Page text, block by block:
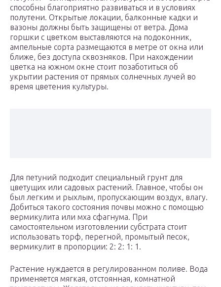
способны благоприятно развиваться и в условиях
полутени. Открытые локации, балконные кадки и
вазоны должны быть защищены от ветра. Дома
горшки с цветком выставляются на подоконник,
ампельные сорта размещаются в метре от окна или
ближе, без доступа сквозняков. При нахождении
цветка на южном окне стоит позаботиться об
укрытии растения от прямых солнечных лучей во
время цветения культуры.
Для петуний подходит специальный грунт для
цветущих или садовых растений. Главное, чтобы он
был легким и рыхлым, пропускающим воздух, влагу.
Добиться такого состояния почвы можно с помощью
вермикулита или мха сфагнума. При
самостоятельном изготовлении субстрата стоит
использовать торф, перегной, промытый песок,
вермикулит в пропорции: 2: 2: 1: 1.
Растение нуждается в регулированном поливе. Вода
применяется мягкая, отстоянная, комнатной